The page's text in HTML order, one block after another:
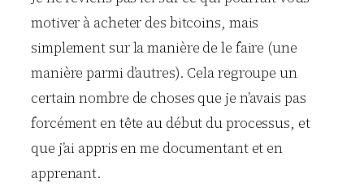
motiver à acheter des bitcoins, mais
simplement sur la manière de le faire (une
manière parmi d’autres). Cela regroupe un
certain nombre de choses que je n’avais pas
forcément en tête au début du processus, et
que j’ai appris en me documentant et en
apprenant.